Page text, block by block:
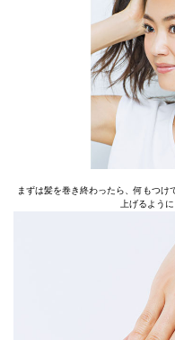
まずは髪を巻き終わったら、何もつけ
上げるよう